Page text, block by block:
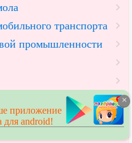
транспорта
промышленности
хозяйства
×
приложение
для android!